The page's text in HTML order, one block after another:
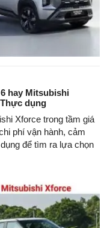
hay Mitsubishi
dụng
Xforce trong tầm giá
phí vận hành, cảm
để tìm ra lựa chọn